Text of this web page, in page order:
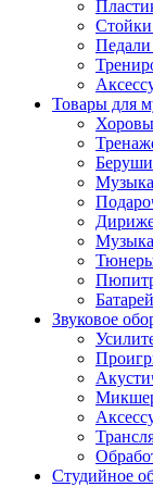
Стойки
Педали
Товары для
Беруши
Звуковое
Студийное